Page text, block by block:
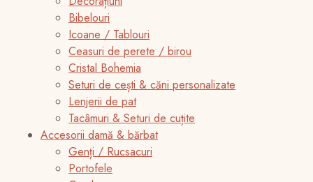
Bibelouri
Icoane / Tablouri
Ceasuri de perete / birou
Cristal Bohemia
Seturi de cești & căni personalizate
Lenjerii de pat
Tacâmuri & Seturi de cuțite
Accesorii damă & bărbat
Genți / Rucsacuri
Portofele